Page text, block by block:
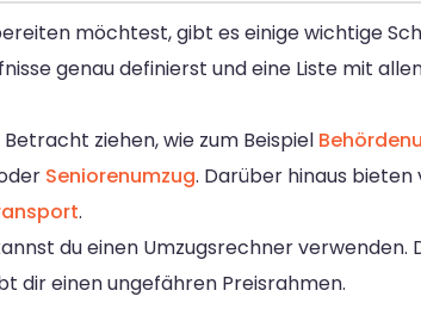
möchtest, gibt es einige wichtige
genau definierst und eine Liste mit
ziehen, wie zum Beispiel
Seniorenumzug. Darüber hinaus
.
du einen Umzugsrechner verwenden.
dir einen ungefähren Preisrahmen.